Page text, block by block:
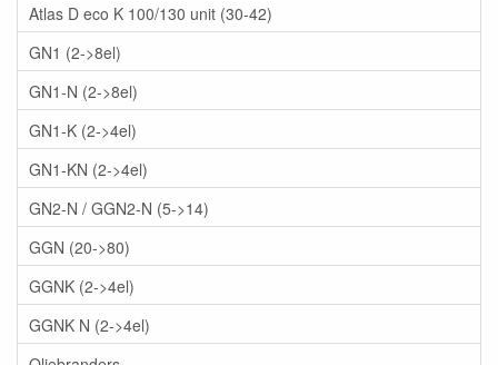
Atlas D eco K 100/130 unit (30-42)
GN1 (2->8el)
GN1-N (2->8el)
GN1-K (2->4el)
GN1-KN (2->4el)
GN2-N / GGN2-N (5->14)
GGN (20->80)
GGNK (2->4el)
GGNK N (2->4el)